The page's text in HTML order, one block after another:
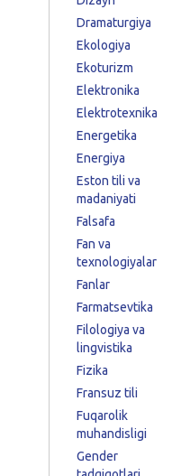
Dramaturgiya
Ekologiya
Ekoturizm
Elektronika
Elektrotexnika
Energetika
Energiya
Eston tili va
madaniyati
Falsafa
Fan va
texnologiyalar
Fanlar
Farmatsevtika
Filologiya va
lingvistika
Fizika
Fransuz tili
Fuqarolik
muhandisligi
Gender